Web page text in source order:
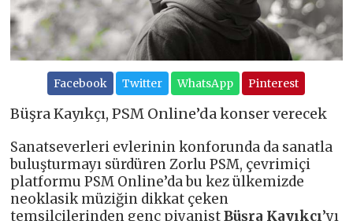
Facebook Twitter WhatsApp Pinterest
Büşra Kayıkçı, PSM Online’da konser verecek
Sanatseverleri evlerinin konforunda da sanatla
buluşturmayı sürdüren Zorlu PSM, çevrimiçi
platformu PSM Online’da bu kez ülkemizde
neoklasik müziğin dikkat çeken
temsilcilerinden genç piyanistBüşra Kayıkçı’yı